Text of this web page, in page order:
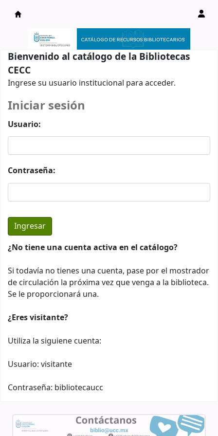
Catálogo en línea
Bienvenido al catálogo de la Bibliotecas
CECC
Ingrese su usuario institucional para acceder.
Iniciar sesión
Usuario:
Contraseña:
¿No tiene una cuenta activa en el catálogo?
Si todavía no tienes una cuenta, pase por el mostrador
de circulación la próxima vez que venga a la biblioteca.
Se le proporcionará una.
¿Eres visitante?
Utiliza la siguiene cuenta:
Usuario: visitante
Contraseña: bibliotecaucc